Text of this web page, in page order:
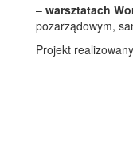
– warsztatach
pozarządowym,
Projekt